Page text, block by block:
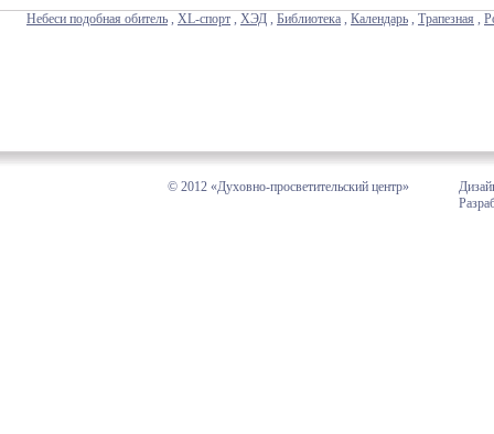
Небеси подобная обитель , XL-спорт , ХЭД , Библиотека , Календарь , Трапезная ,
© 2012 «Духовно-просветительский центр»